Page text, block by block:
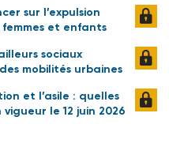
sur l’expulsion
femmes et enfants
sociaux
mobilités urbaines
et l’asile : quelles
le 12 juin 2026